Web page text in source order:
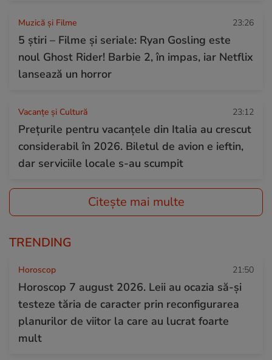
Muzică și Filme 23:26
5 știri – Filme și seriale: Ryan Gosling este
noul Ghost Rider! Barbie 2, în impas, iar Netflix
lansează un horror
Vacanțe și Cultură 23:12
Prețurile pentru vacanțele din Italia au crescut
considerabil în 2026. Biletul de avion e ieftin,
dar serviciile locale s-au scumpit
Citește mai multe
TRENDING
Horoscop 21:50
Horoscop 7 august 2026. Leii au ocazia să-și
testeze tăria de caracter prin reconfigurarea
planurilor de viitor la care au lucrat foarte
mult